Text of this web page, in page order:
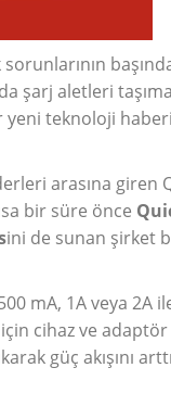
şarj aletleri
yeni teknoloji
arasına giren
bir süre önce
ini de sunan şirket
mA, 1A veya 2A
cihaz ve
güç akışını